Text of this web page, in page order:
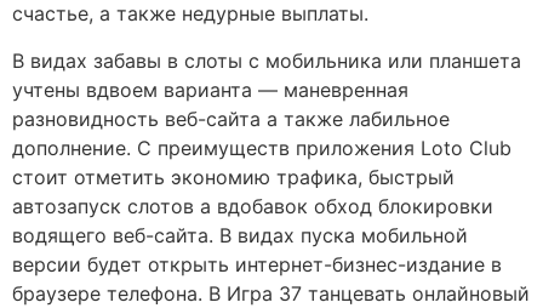
счастье, а также недурные выплаты.
В видах забавы в слоты с мобильника или планшета
учтены вдвоем варианта — маневренная
разновидность веб-сайта а также лабильное
дополнение. С преимуществ приложения Loto Club
стоит отметить экономию трафика, быстрый
автозапуск слотов а вдобавок обход блокировки
водящего веб-сайта. В видах пуска мобильной
версии будет открыть интернет-бизнес-издание в
браузере телефона. В Игра 37 танцевать онлайновый